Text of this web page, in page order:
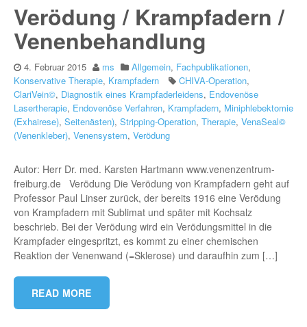
Verödung / Krampfadern /
Venenbehandlung
4. Februar 2015 ms Allgemein, Fachpublikationen,
Konservative Therapie, Krampfadern CHIVA-Operation,
ClariVein©, Diagnostik eines Krampfaderleidens, Endovenöse
Lasertherapie, Endovenöse Verfahren, Krampfadern, Miniphlebektomie
(Exhairese), Seitenästen), Stripping-Operation, Therapie, VenaSeal©
(Venenkleber), Venensystem, Verödung
Autor: Herr Dr. med. Karsten Hartmann www.venenzentrum-
freiburg.de Verödung Die Verödung von Krampfadern geht auf
Professor Paul Linser zurück, der bereits 1916 eine Verödung
von Krampfadern mit Sublimat und später mit Kochsalz
beschrieb. Bei der Verödung wird ein Verödungsmittel in die
Krampfader eingespritzt, es kommt zu einer chemischen
Reaktion der Venenwand (=Sklerose) und daraufhin zum […]
READ MORE